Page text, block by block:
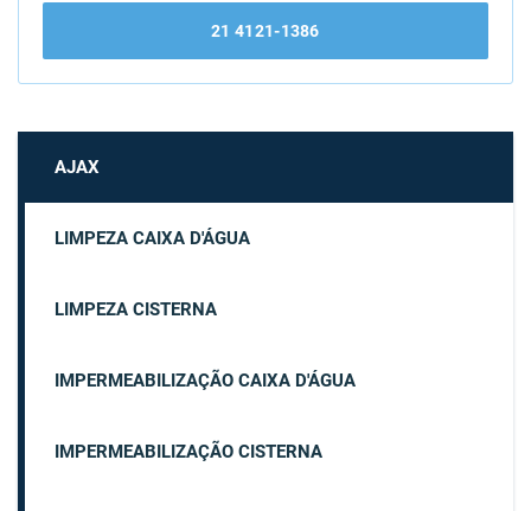
21 4121-1386
AJAX
LIMPEZA CAIXA D'ÁGUA
LIMPEZA CISTERNA
IMPERMEABILIZAÇÃO CAIXA D'ÁGUA
IMPERMEABILIZAÇÃO CISTERNA